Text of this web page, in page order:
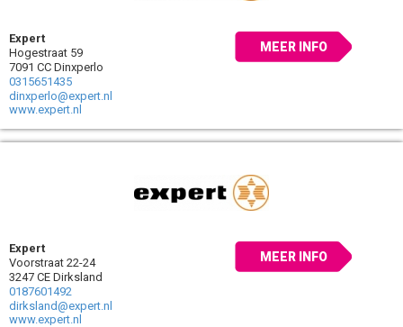
Expert
Hogestraat 59
7091 CC Dinxperlo
0315651435
dinxperlo@expert.nl
www.expert.nl
MEER INFO
Expert
Voorstraat 22-24
3247 CE Dirksland
0187601492
dirksland@expert.nl
www.expert.nl
MEER INFO